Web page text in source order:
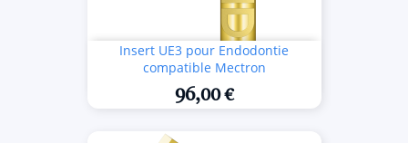
Insert UE3 pour Endodontie
compatible Mectron
96,00 €